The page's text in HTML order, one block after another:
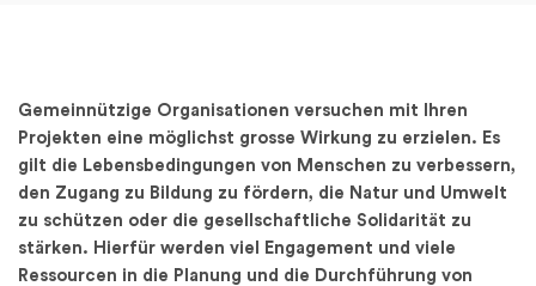
Gemeinnützige Organisationen versuchen mit Ihren
Projekten eine möglichst grosse Wirkung zu erzielen. Es
gilt die Lebensbedingungen von Menschen zu verbessern,
den Zugang zu Bildung zu fördern, die Natur und Umwelt
zu schützen oder die gesellschaftliche Solidarität zu
stärken. Hierfür werden viel Engagement und viele
Ressourcen in die Planung und die Durchführung von